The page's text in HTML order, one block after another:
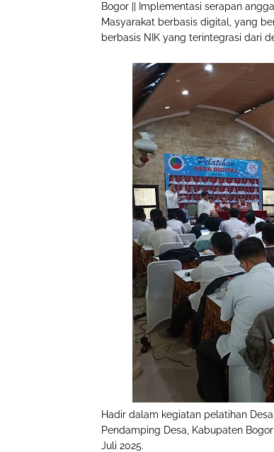
Bogor || Implementasi serapan
Masyarakat berbasis digital, yang
berbasis NIK yang terintegrasi dari
Hadir dalam kegiatan pelatihan
Pendamping Desa, Kabupaten
Juli 2025.